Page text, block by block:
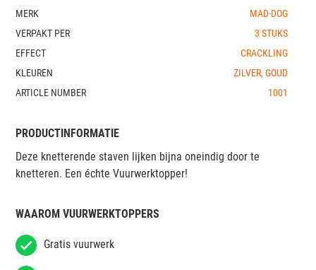
MERK
MAD-DOG
VERPAKT PER
3 STUKS
EFFECT
CRACKLING
KLEUREN
ZILVER, GOUD
ARTICLE NUMBER
1001
PRODUCTINFORMATIE
Deze knetterende staven lijken bijna oneindig door te
knetteren. Een échte Vuurwerktopper!
WAAROM VUURWERKTOPPERS
Gratis vuurwerk